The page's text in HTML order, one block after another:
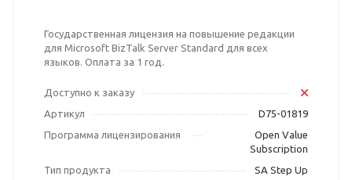
Государственная лицензия на повышение редакции
для Microsoft BizTalk Server Standard для всех
языков. Оплата за 1 год.
Доступно к заказу
Артикул
D75-01819
Программа лицензирования
Open Value
Subscription
Тип продукта
SA Step Up